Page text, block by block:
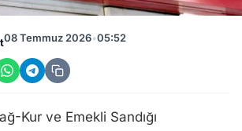
temmuz ayı güncel tutarları
08 Temmuz 2026•05:52
Kur ve Emekli Sandığı